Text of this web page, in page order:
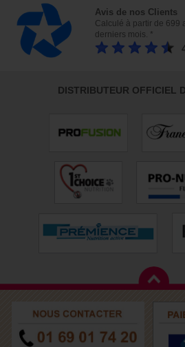
Avis de nos Clients
Calculé à partir de 699
derniers mois. *
DISTRIBUTEUR OFFICIEL